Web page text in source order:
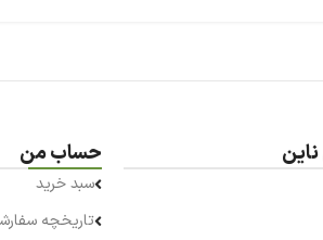
حساب من
سبد خرید
تاریخچه